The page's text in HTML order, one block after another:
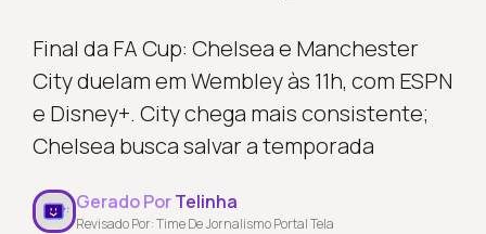
Final da FA Cup: Chelsea e Manchester
City duelam em Wembley às 11h, com ESPN
e Disney+. City chega mais consistente;
Chelsea busca salvar a temporada
Gerado PorTelinha
Revisado Por: Time De Jornalismo Portal Tela